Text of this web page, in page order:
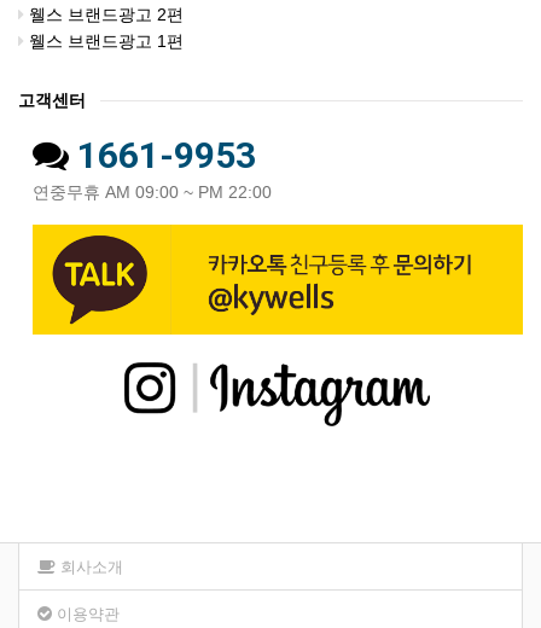
웰스 브랜드광고 2편
웰스 브랜드광고 1편
고객센터
1661-9953
연중무휴 AM 09:00 ~ PM 22:00
회사소개
이용약관